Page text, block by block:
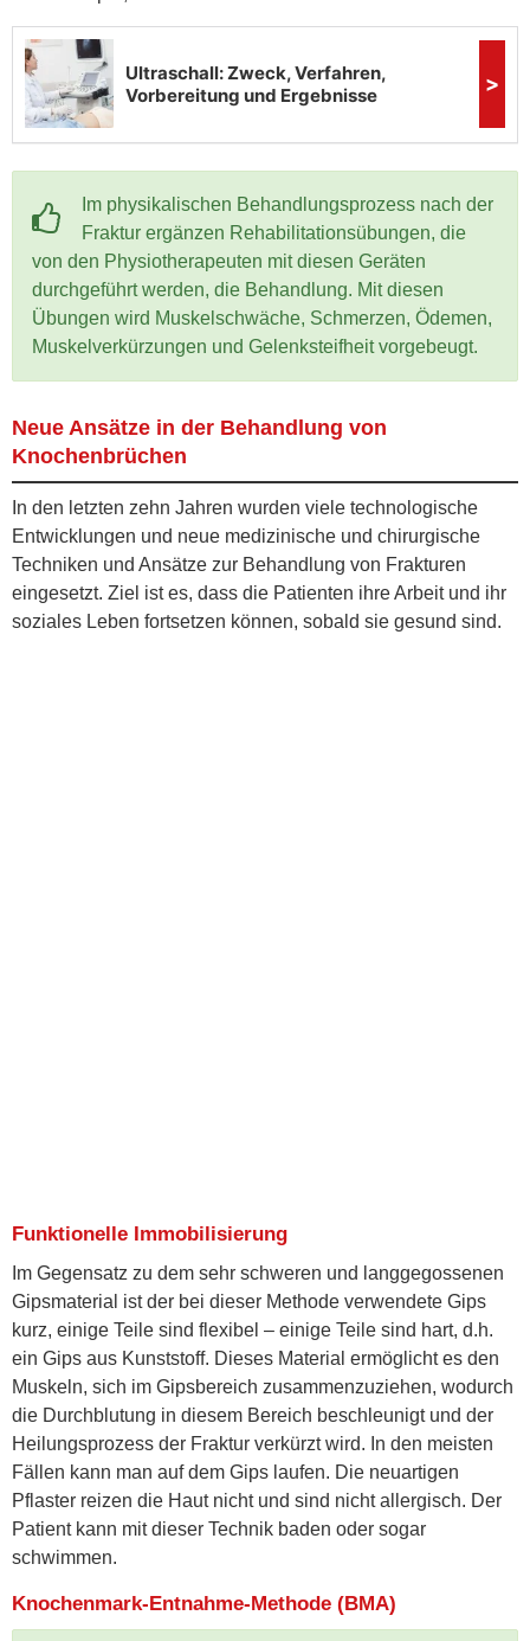
Im physikalischen Behandlungsprozess nach der
Fraktur ergänzen Rehabilitationsübungen, die
von den Physiotherapeuten mit diesen Geräten
durchgeführt werden, die Behandlung. Mit diesen
Übungen wird Muskelschwäche, Schmerzen, Ödemen,
Muskelverkürzungen und Gelenksteifheit vorgebeugt.
Neue Ansätze in der Behandlung von
Knochenbrüchen
In den letzten zehn Jahren wurden viele technologische
Entwicklungen und neue medizinische und chirurgische
Techniken und Ansätze zur Behandlung von Frakturen
eingesetzt. Ziel ist es, dass die Patienten ihre Arbeit und ihr
soziales Leben fortsetzen können, sobald sie gesund sind.
Funktionelle Immobilisierung
Im Gegensatz zu dem sehr schweren und langgegossenen
Gipsmaterial ist der bei dieser Methode verwendete Gips
kurz, einige Teile sind flexibel – einige Teile sind hart, d.h.
ein Gips aus Kunststoff. Dieses Material ermöglicht es den
Muskeln, sich im Gipsbereich zusammenzuziehen, wodurch
die Durchblutung in diesem Bereich beschleunigt und der
Heilungsprozess der Fraktur verkürzt wird. In den meisten
Fällen kann man auf dem Gips laufen. Die neuartigen
Pflaster reizen die Haut nicht und sind nicht allergisch. Der
Patient kann mit dieser Technik baden oder sogar
schwimmen.
Knochenmark-Entnahme-Methode (BMA)